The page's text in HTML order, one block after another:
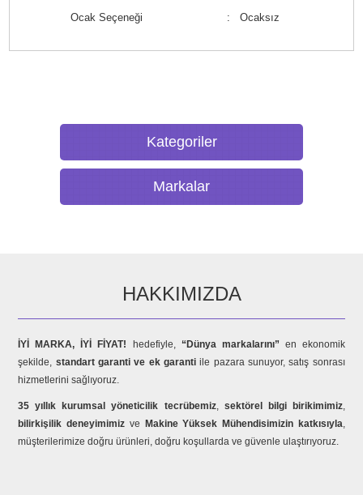
Ocak Seçeneği : Ocaksız
Kategoriler
Markalar
HAKKIMIZDA
İYİ MARKA, İYİ FİYAT! hedefiyle, “Dünya markalarını” en ekonomik
şekilde, standart garanti ve ek garanti ile pazara sunuyor, satış sonrası
hizmetlerini sağlıyoruz.
35 yıllık kurumsal yöneticilik tecrübemiz, sektörel bilgi birikimimiz,
bilirkişilik deneyimimiz ve Makine Yüksek Mühendisimizin katkısıyla,
müşterilerimize doğru ürünleri, doğru koşullarda ve güvenle ulaştırıyoruz.